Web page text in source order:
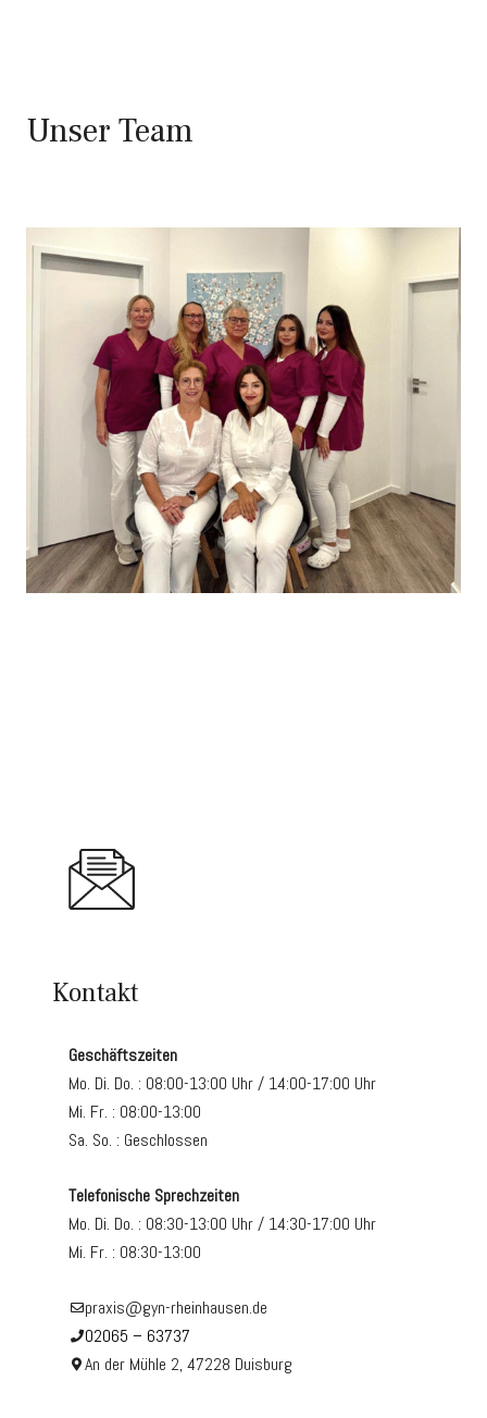
Unser Team
Kontakt
Geschäftszeiten
Mo. Di. Do. : 08:00-13:00 Uhr / 14:00-17:00 Uhr
Mi. Fr. : 08:00-13:00
Sa. So. : Geschlossen
Telefonische Sprechzeiten
Mo. Di. Do. : 08:30-13:00 Uhr / 14:30-17:00 Uhr
Mi. Fr. : 08:30-13:00
praxis@gyn-rheinhausen.de
02065 – 63737
An der Mühle 2, 47228 Duisburg